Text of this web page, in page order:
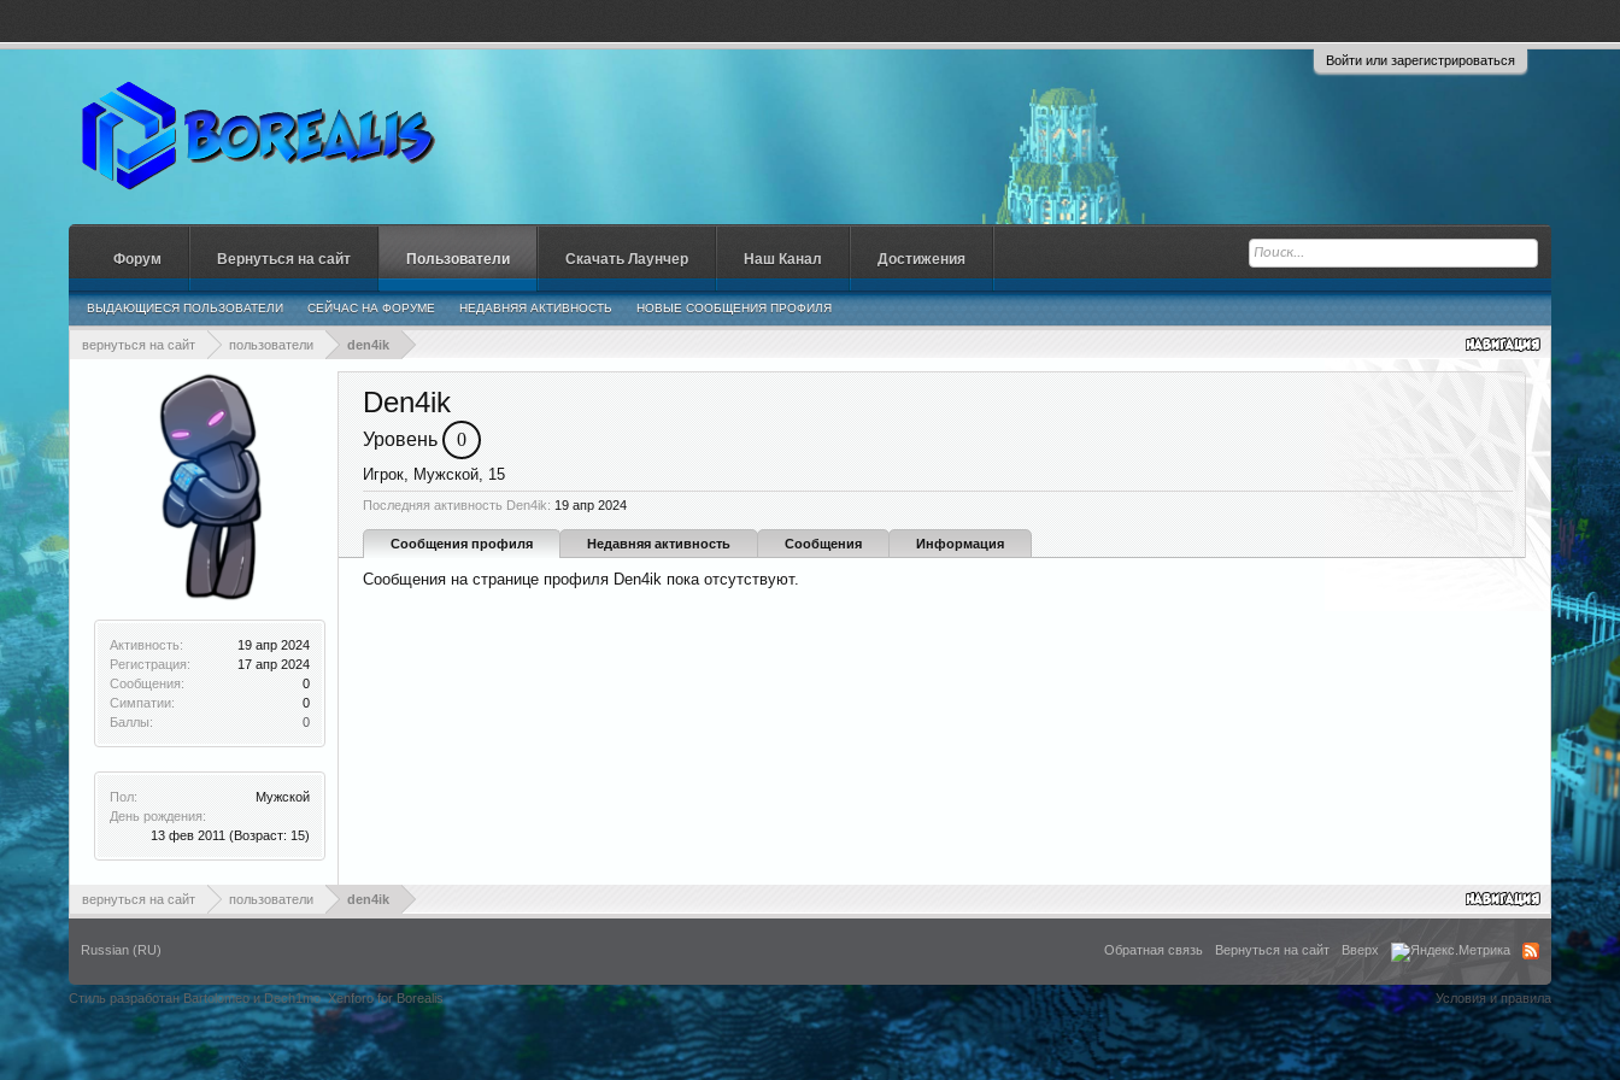
Войти или зарегистрироваться
вернуться на сайт пользователи den4ik
Активность:
19 апр 2024
Регистрация:
17 апр 2024
Сообщения:
0
Симпатии:
0
Баллы:
0
Пол:
Мужской
День рождения:
13 фев 2011 (Возраст: 15)
Den4ik
Уровень 0
Игрок, Мужской, 15
Последняя активность Den4ik: 19 апр 2024
Сообщения профиля Недавняя активность Сообщения Информация
Сообщения на странице профиля Den4ik пока отсутствуют.
вернуться на сайт пользователи den4ik
Форум Вернуться на сайт Пользователи
ВЫДАЮЩИЕСЯ ПОЛЬЗОВАТЕЛИ СЕЙЧАС НА ФОРУМЕ НЕДАВНЯЯ АКТИВНОСТЬ НОВЫЕ СООБЩЕНИЯ ПРОФИЛЯ
Скачать Лаунчер Наш Канал Достижения
Russian (RU) Обратная связь Вернуться на сайт Вверх
Стиль разработан Bartolomeo и Dech1moXenforo for Borealis Условия и правила